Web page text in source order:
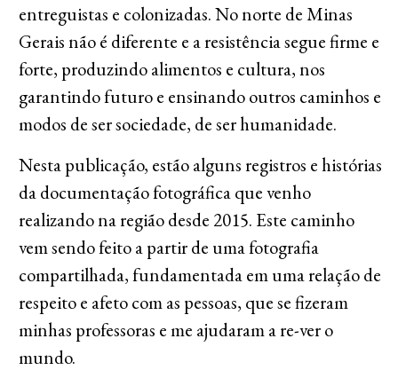
entreguistas e colonizadas. No norte de Minas
Gerais não é diferente e a resistência segue firme e
forte, produzindo alimentos e cultura, nos
garantindo futuro e ensinando outros caminhos e
modos de ser sociedade, de ser humanidade.
Nesta publicação, estão alguns registros e histórias
da documentação fotográfica que venho
realizando na região desde 2015. Este caminho
vem sendo feito a partir de uma fotografia
compartilhada, fundamentada em uma relação de
respeito e afeto com as pessoas, que se fizeram
minhas professoras e me ajudaram a re-ver o
mundo.